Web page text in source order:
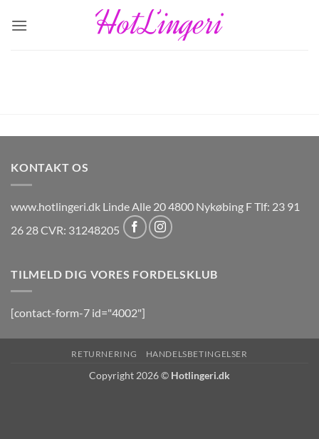
KONTAKT OS
www.hotlingeri.dk Linde Alle 20 4800 Nykøbing F Tlf: 23 91
26 28 CVR: 31248205
TILMELD DIG VORES FORDELSKLUB
[contact-form-7 id="4002"]
RETURNERING HANDELSBETINGELSER
Copyright 2026 © Hotlingeri.dk